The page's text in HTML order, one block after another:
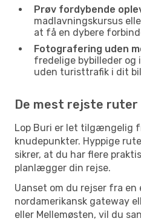
Prøv fordybende
madlavningskursus
at få en dybere
Fotografering uden
fredelige bybilleder
uden turisttrafik i dit
De mest rejste
Lop Buri er let tilgængelig
knudepunkter. Hyppige
sikrer, at du har flere
planlægger din rejse.
Uanset om du rejser fra
nordamerikansk gateway
eller Mellemøsten, vil du